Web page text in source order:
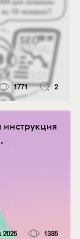
1771 2
инструкция
2025 1385